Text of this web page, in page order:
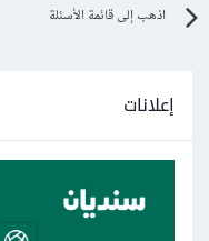
اذهب إلى قائمة الأسئلة
إعلانات